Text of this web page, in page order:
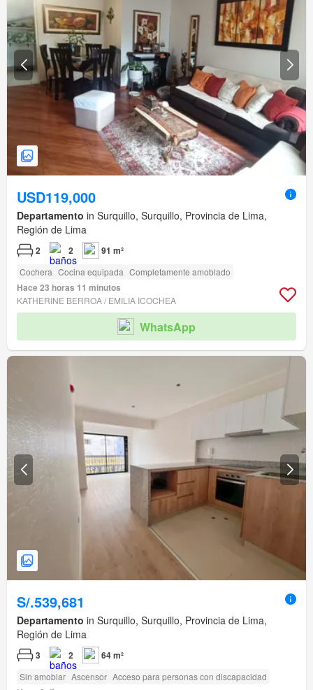
USD119,000
Departamento in Surquillo, Surquillo, Provincia de Lima,
Región de Lima
2 2 91 m²
Cochera Cocina equipada Completamente amoblado
Hace 23 horas 11 minutos
KATHERINE BERROA / EMILIA ICOCHEA
WhatsApp
S/.539,681
Departamento in Surquillo, Surquillo, Provincia de Lima,
Región de Lima
3 2 64 m²
Sin amoblar Ascensor Acceso para personas con discapacidad